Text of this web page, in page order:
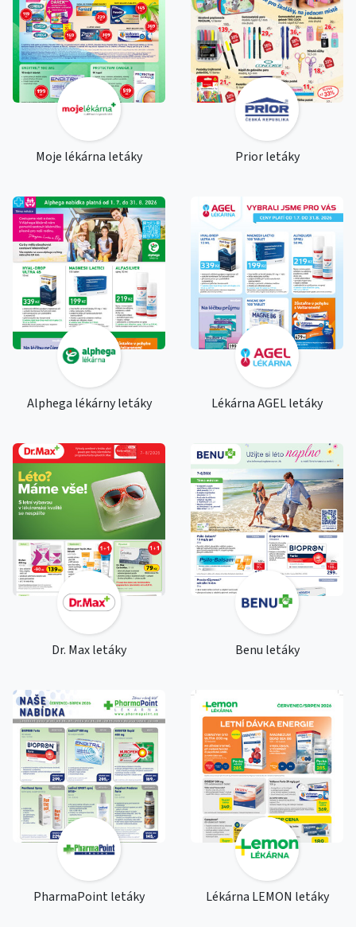
Moje lékárna letáky Prior letáky
Alphega lékárny letáky Lékárna AGEL letáky
Dr. Max letáky Benu letáky
PharmaPoint letáky Lékárna LEMON letáky